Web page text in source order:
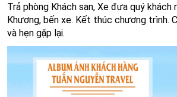
Trả phòng Khách sạn, Xe đưa quý khách
Khương, bến xe. Kết thúc chương trình.
và hẹn gặp lại.